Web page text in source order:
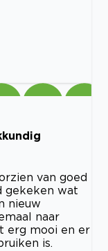
van goed
gekeken wat
nieuw
naar
erg mooi en er
is.